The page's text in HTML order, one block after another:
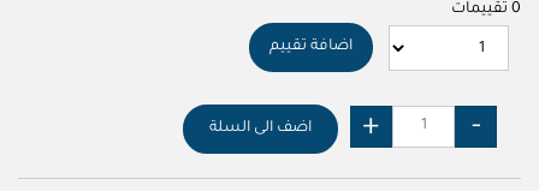
0 تقييمات
اضافة تقييم
اضف الى السلة